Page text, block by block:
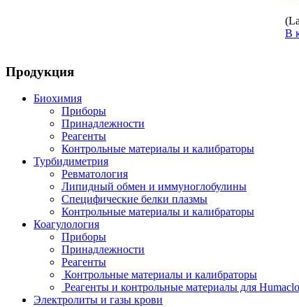
В
Продукция
Биохимия
Приборы
Принадлежности
Реагенты
Контрольные материалы и калибраторы
Турбидиметрия
Ревматология
Липидный обмен и иммуноглобулины
Специфические белки плазмы
Контрольные материалы и калибраторы
Коагулология
Приборы
Принадлежности
Реагенты
Контрольные материалы и калибраторы
Реагенты и контрольные материалы для
Электролиты и газы крови